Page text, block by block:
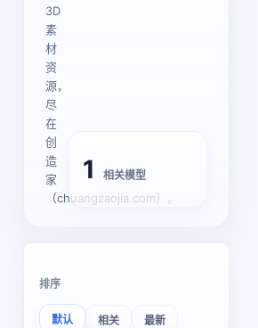
3D
素
材
资
源，
尽
在
创
造
家
（chuangzaojia.com）。
1 相关模型
排序
默认 相关 最新